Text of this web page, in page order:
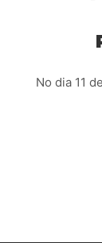
No dia 11